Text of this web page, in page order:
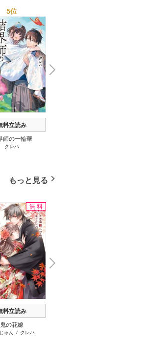
5位
料立読み
師の一輪華
クレハ
N
e
x
t
もっと見る
無料
料立読み
鬼の花嫁
ゅん / クレハ
N
e
x
t